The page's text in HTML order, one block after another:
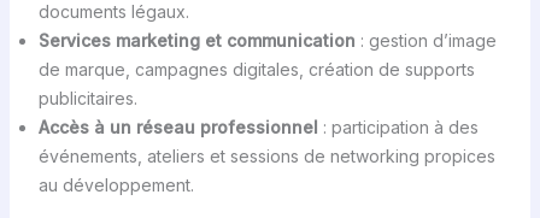
documents légaux.
Services marketing et communication : gestion d’image
de marque, campagnes digitales, création de supports
publicitaires.
Accès à un réseau professionnel : participation à des
événements, ateliers et sessions de networking propices
au développement.